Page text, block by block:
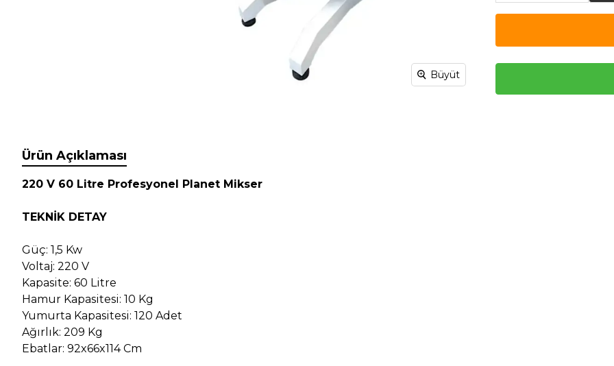
Büyüt
Ürün Açıklaması
220 V 60 Litre Profesyonel Planet Mikser
TEKNİK DETAY
Güç: 1,5 Kw
Voltaj: 220 V
Kapasite: 60 Litre
Hamur Kapasitesi: 10 Kg
Yumurta Kapasitesi: 120 Adet
Ağırlık: 209 Kg
Ebatlar: 92x66x114 Cm